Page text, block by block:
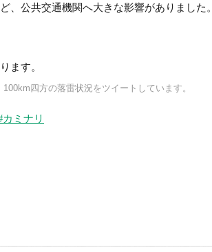
公共交通機関へ大きな影響がありました。
ます。
100km四方の落雷状況をツイートしています。
カミナリ